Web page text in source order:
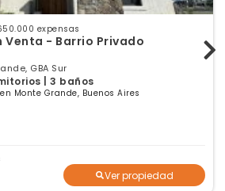
expensas
Venta - Barrio Privado
GBA Sur
| 3 baños
Monte Grande, Buenos Aires
Ver propiedad